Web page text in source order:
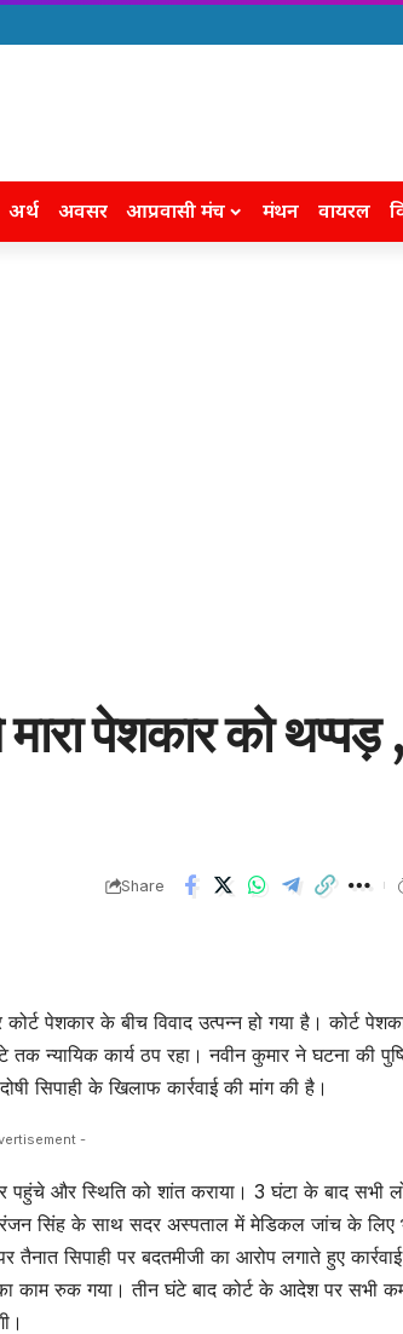
अर्थ अवसर आप्रवासी मंच मंथन वायरल
मारा पेशकार को थप्पड़
Share
पेशकार के बीच विवाद उत्पन्न हो गया है। कोर्ट
न्यायिक कार्य ठप रहा। नवीन कुमार ने घटना की
सिपाही के खिलाफ कार्रवाई की मांग की है।
-
पहुंचे और स्थिति को शांत कराया। 3 घंटा के बाद सभी
सिंह के साथ सदर अस्पताल में मेडिकल जांच के लिए
सिपाही पर बदतमीजी का आरोप लगाते हुए
रुक गया। तीन घंटे बाद कोर्ट के आदेश पर सभी